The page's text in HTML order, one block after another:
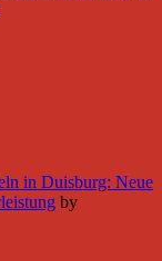
in Duisburg: Neue
by